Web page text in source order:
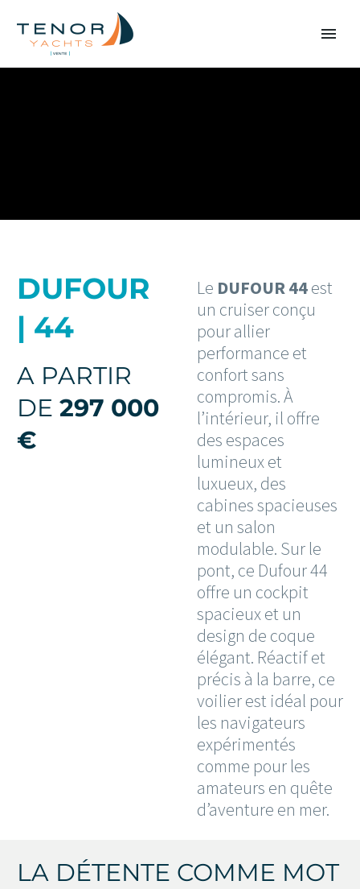
DUFOUR
| 44
A PARTIR
DE 297 000
€
Le DUFOUR 44est
un cruiser conçu
pour allier
performance et
confort sans
compromis. À
l’intérieur, il offre
des espaces
lumineux et
luxueux, des
cabines spacieuses
et un salon
modulable. Sur le
pont, ce Dufour 44
offre un cockpit
spacieux et un
design de coque
élégant. Réactif et
précis à la barre, ce
voilier est idéal pour
les navigateurs
expérimentés
comme pour les
amateurs en quête
d’aventure en mer.
LA DÉTENTE COMME MOT